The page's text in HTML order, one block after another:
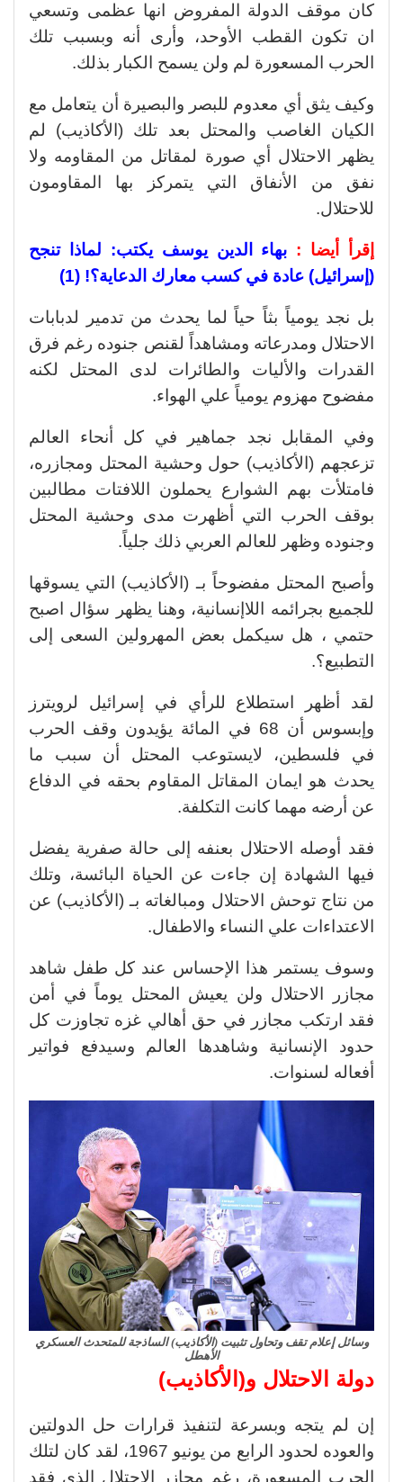
كان موقف الدولة المفروض انها عظمى وتسعي
ان تكون القطب الأوحد، وأرى أنه وبسبب تلك
الحرب المسعورة لم ولن يسمح الكبار بذلك.
وكيف يثق أي معدوم للبصر والبصيرة أن يتعامل مع
الكيان الغاصب والمحتل بعد تلك (الأكاذيب) لم
يظهر الاحتلال أي صورة لمقاتل من المقاومه ولا
نفق من الأنفاق التي يتمركز بها المقاومون
للاحتلال.
إقرأ أيضا : بهاء الدين يوسف يكتب: لماذا تنجح
(إسرائيل) عادة في كسب معارك الدعاية؟! (1)
بل نجد يومياً بثاً حياً لما يحدث من تدمير لدبابات
الاحتلال ومدرعاته ومشاهداً لقنص جنوده رغم فرق
القدرات والأليات والطائرات لدى المحتل لكنه
مفضوح مهزوم يومياً علي الهواء.
وفي المقابل نجد جماهير في كل أنحاء العالم
تزعجهم (الأكاذيب) حول وحشية المحتل ومجازره،
فامتلأت بهم الشوارع يحملون اللافتات مطالبين
بوقف الحرب التي أظهرت مدى وحشية المحتل
وجنوده وظهر للعالم العربي ذلك جلياً.
وأصبح المحتل مفضوحاً بـ (الأكاذيب) التي يسوقها
للجميع بجرائمه اللاإنسانية، وهنا يظهر سؤال اصبح
حتمي ، هل سيكمل بعض المهرولين السعى إلى
التطبيع؟.
لقد أظهر استطلاع للرأي في إسرائيل لرويترز
وإبسوس أن 68 في المائة يؤيدون وقف الحرب
في فلسطين، لايستوعب المحتل أن سبب ما
يحدث هو ايمان المقاتل المقاوم بحقه في الدفاع
عن أرضه مهما كانت التكلفة.
فقد أوصله الاحتلال بعنفه إلى حالة صفرية يفضل
فيها الشهادة إن جاءت عن الحياة البائسة، وتلك
من نتاج توحش الاحتلال ومبالغاته بـ (الأكاذيب) عن
الاعتداءات علي النساء والاطفال.
وسوف يستمر هذا الإحساس عند كل طفل شاهد
مجازر الاحتلال ولن يعيش المحتل يوماً في أمن
فقد ارتكب مجازر في حق أهالي غزه تجاوزت كل
حدود الإنسانية وشاهدها العالم وسيدفع فواتير
أفعاله لسنوات.
وسائل إعلام تقف وتحاول تثبيت (الأكاذيب) الساذجة للمتحدث العسكري
الأهطل
دولة الاحتلال و(الأكاذيب)
إن لم يتجه وبسرعة لتنفيذ قرارات حل الدولتين
والعوده لحدود الرابع من يونيو 1967، لقد كان لتلك
الحرب المسعورة، رغم مجازر الاحتلال الذي فقد